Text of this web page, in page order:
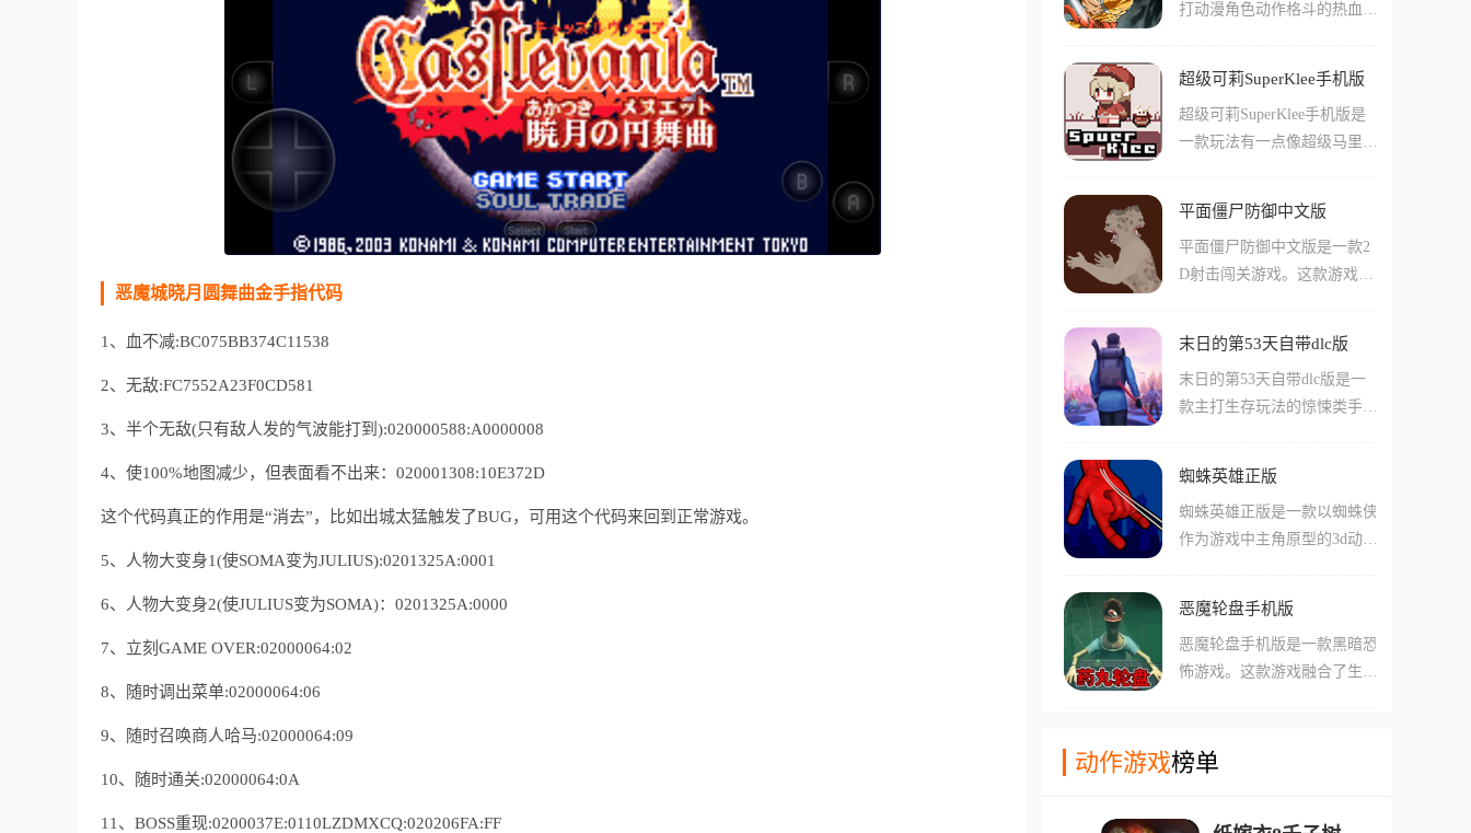
恶魔城晓月圆舞曲金手指代码
1、血不减:BC075BB374C11538
2、无敌:FC7552A23F0CD581
3、半个无敌(只有敌人发的气波能打到):020000588:A0000008
4、使100%地图减少，但表面看不出来：020001308:10E372D
这个代码真正的作用是“消去”，比如出城太猛触发了BUG，可用这个代码来回到正常游戏。
5、人物大变身1(使SOMA变为JULIUS):0201325A:0001
6、人物大变身2(使JULIUS变为SOMA)：0201325A:0000
7、立刻GAME OVER:02000064:02
8、随时调出菜单:02000064:06
9、随时召唤商人哈马:02000064:09
10、随时通关:02000064:0A
11、BOSS重现:0200037E:0110LZDMXCQ:020206FA:FF
战斗等多种模式，让您能够和
oguelike的随机元素，你可以
是迷恋毁灭性法术的华丽特
粹的打击快感。
打动漫角色动作格斗的热血手
同角色进行战斗，无论是同世
界观的角色战斗还是异世界观
的角色战斗，各种交互都是非
角色人物动作的和技能还原也
们还可以通过联机等方式，叫
上你的小伙伴一起来玩游戏!
超级可莉SuperKlee手机版
超级可莉SuperKlee手机版是
一款玩法有一点像超级马里奥
个角色都有着不同的能力，而
且其中很多q版角色也换成的
原神中的任务的形象，非常的
位和跳跃的方式，简单的躲开
向前一直抵达终点!游戏的难
度并不是很高，但是游戏中的
要玩家们熟悉!
平面僵尸防御中文版
平面僵尸防御中文版是一款2
D射击闯关游戏。这款游戏以
枪手幸存者使用武器击杀僵
尸。同时这款游戏提供防御模
式和清除模式，我们玩家可以
备以应对更强大的敌人，每一
爽感。
末日的第53天自带dlc版
末日的第53天自带dlc版是一
款主打生存玩法的惊悚类手
行生存。虽然城市中有着许多
不同的物资，但想要获取这些
物资却并不简单，游戏中大量
着这些资源点。玩家们如果想
想办法让自己的角色升级，并
且装备更加稀有更高级的装
蜘蛛英雄正版
蜘蛛英雄正版是一款以蜘蛛侠
作为游戏中主角原型的3d动作
肆意的摆荡飞行，找到那些不
法分子打击他们!游戏中的地
图场景非常多而且复杂，玩家
不乏许多强力的敌人，比如有
恶魔轮盘手机版
恶魔轮盘手机版是一款黑暗恐
怖游戏。这款游戏融合了生存
击。同时这款游戏背景设定在
动作游戏榜单